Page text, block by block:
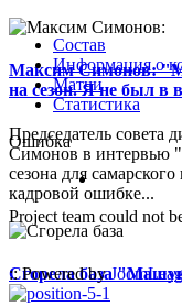
Максим Симонов:
на сезон. Я не был в
Председатель совета
Симонов в интервью
сезона для
кадровой ошибке...
Сгорела база
Состав
Информация о
Матчи
Статистика
Ошибка
Project team could not
:: Powered by